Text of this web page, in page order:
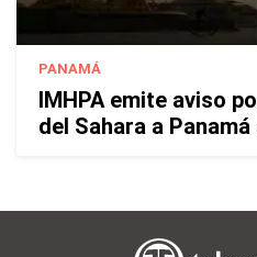
PANAMÁ
IMHPA emite aviso
del Sahara a